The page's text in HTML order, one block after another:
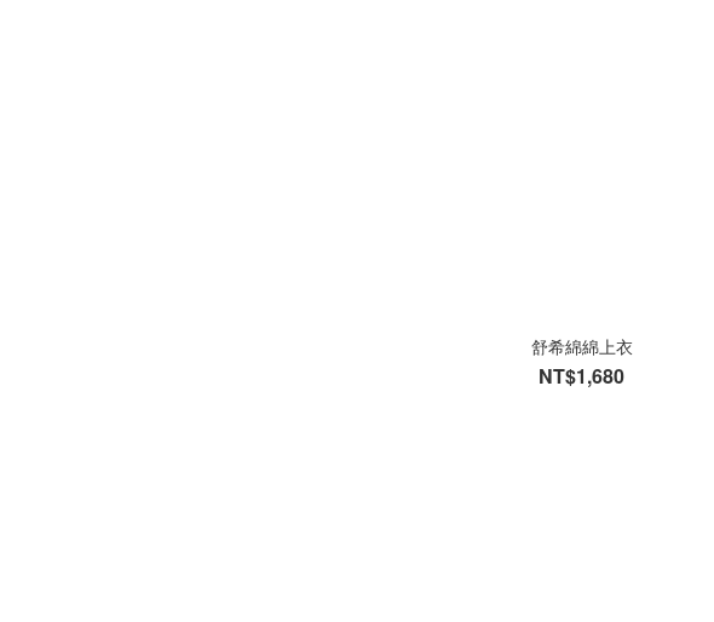
舒希綿綿上衣
NT$1,680